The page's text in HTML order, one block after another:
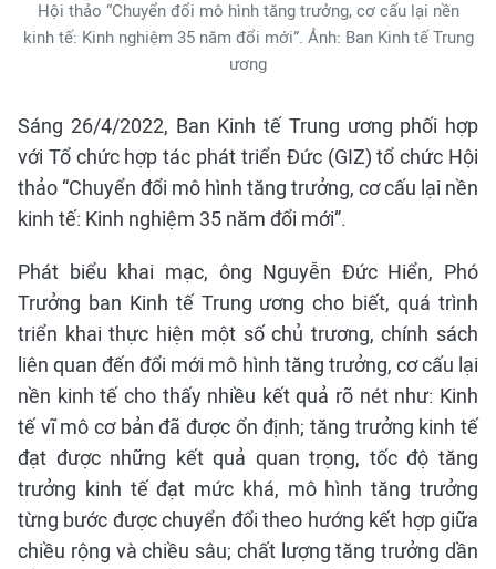
Hội thảo “Chuyển đổi mô hình tăng trưởng, cơ cấu lại nền
kinh tế: Kinh nghiệm 35 năm đổi mới”. Ảnh: Ban Kinh tế Trung
ương
Sáng 26/4/2022, Ban Kinh tế Trung ương phối hợp
với Tổ chức hợp tác phát triển Đức (GIZ) tổ chức Hội
thảo “Chuyển đổi mô hình tăng trưởng, cơ cấu lại nền
kinh tế: Kinh nghiệm 35 năm đổi mới”.
Phát biểu khai mạc, ông Nguyễn Đức Hiển, Phó
Trưởng ban Kinh tế Trung ương cho biết, quá trình
triển khai thực hiện một số chủ trương, chính sách
liên quan đến đổi mới mô hình tăng trưởng, cơ cấu lại
nền kinh tế cho thấy nhiều kết quả rõ nét như: Kinh
tế vĩ mô cơ bản đã được ổn định; tăng trưởng kinh tế
đạt được những kết quả quan trọng, tốc độ tăng
trưởng kinh tế đạt mức khá, mô hình tăng trưởng
từng bước được chuyển đổi theo hướng kết hợp giữa
chiều rộng và chiều sâu; chất lượng tăng trưởng dần